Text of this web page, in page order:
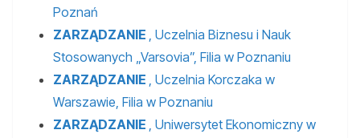
Poznań
ZARZĄDZANIE , Uczelnia Biznesu i Nauk
Stosowanych „Varsovia”, Filia w Poznaniu
ZARZĄDZANIE , Uczelnia Korczaka w
Warszawie, Filia w Poznaniu
ZARZĄDZANIE , Uniwersytet Ekonomiczny w